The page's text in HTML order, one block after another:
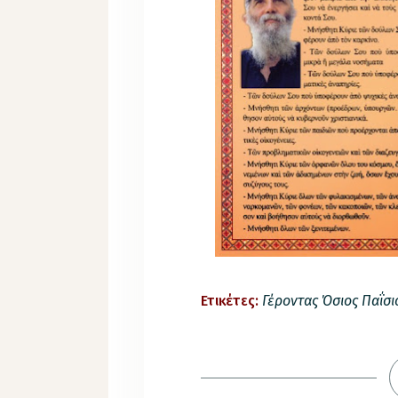
Ετικέτες: Γέροντας Όσιος